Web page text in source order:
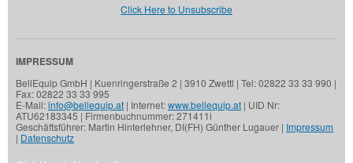
Click Here to Unsubscribe
IMPRESSUM
BellEquip GmbH | Kuenringerstraße 2 | 3910 Zwettl | Tel: 02822 33 33 990 |
Fax: 02822 33 33 995
E-Mail:info@bellequip.at | Internet:www.bellequip.at | UID Nr:
ATU62183345 | Firmenbuchnummer: 271411i
Geschäftsführer: Martin Hinterlehner, DI(FH) Günther Lugauer | Impressum
| Datenschutz